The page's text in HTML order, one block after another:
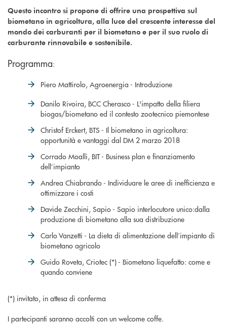
Questo incontro si propone di offrire una prospettiva sul
biometano in agricoltura, alla luce del crescente interesse del
mondo dei carburanti per il biometano e per il suo ruolo di
carburante rinnovabile e sostenibile.
Programma:
Piero Mattirolo, Agroenergia - Introduzione
Danilo Rivoira, BCC Cherasco - L'impatto della filiera
biogas/biometano ed il contesto zootecnico piemontese
Christof Erckert, BTS - Il biometano in agricoltura:
opportunità e vantaggi dal DM 2 marzo 2018
Corrado Moalli, BIT - Business plan e finanziamento
dell’impianto
Andrea Chiabrando - Individuare le aree di inefficienza e
ottimizzare i costi
Davide Zecchini, Sapio - Sapio interlocutore unico:dalla
produzione di biometano alla sua distribuzione
Carlo Vanzetti - La dieta di alimentazione dell’impianto di
biometano agricolo
Guido Roveta, Criotec (*) - Biometano liquefatto: come e
quando conviene
(*) invitato, in attesa di conferma
I partecipanti saranno accolti con un welcome coffe.